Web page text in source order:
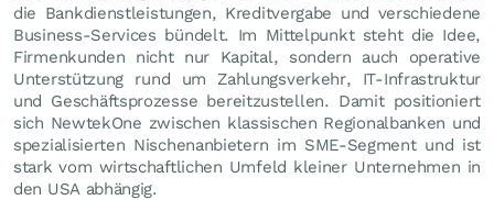
die Bankdienstleistungen, Kreditvergabe und verschiedene
Business-Services bündelt. Im Mittelpunkt steht die Idee,
Firmenkunden nicht nur Kapital, sondern auch operative
Unterstützung rund um Zahlungsverkehr, IT-Infrastruktur
und Geschäftsprozesse bereitzustellen. Damit positioniert
sich NewtekOne zwischen klassischen Regionalbanken und
spezialisierten Nischenanbietern im SME-Segment und ist
stark vom wirtschaftlichen Umfeld kleiner Unternehmen in
den USA abhängig.